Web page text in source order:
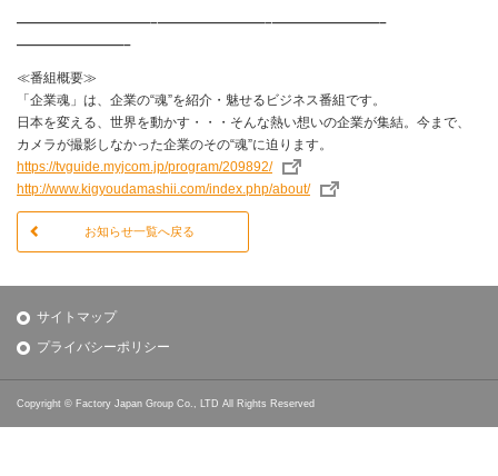
——————————–————————–————————–
————————–
≪番組概要≫
「企業魂」は、企業の“魂”を紹介・魅せるビジネス番組です。
日本を変える、世界を動かす・・・そんな熱い想いの企業が集結。今まで、
カメラが撮影しなかった企業のその“魂”に迫ります。
https://tvguide.myjcom.jp/program/209892/
http://www.kigyoudamashii.com/index.php/about/
お知らせ一覧へ戻る
サイトマップ
プライバシーポリシー
Copyright © Factory Japan Group Co., LTD All Rights Reserved